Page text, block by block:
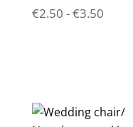
€2.50 -€3.50